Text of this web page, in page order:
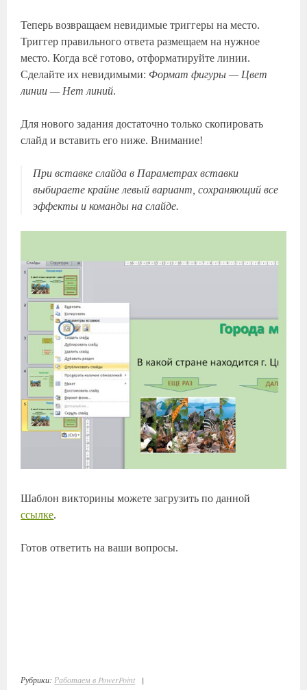
Теперь возвращаем невидимые триггеры на место.
Триггер правильного ответа размещаем на нужное
место. Когда всё готово, отформатируйте линии.
Сделайте их невидимыми: Формат фигуры — Цвет
линии — Нет линий.
Для нового задания достаточно только скопировать
слайд и вставить его ниже. Внимание!
При вставке слайда в Параметрах вставки
выбираете крайне левый вариант, сохраняющий все
эффекты и команды на слайде.
Шаблон викторины можете загрузить по данной
ссылке.
Готов ответить на ваши вопросы.
Рубрики: Работаем в PowerPoint
|